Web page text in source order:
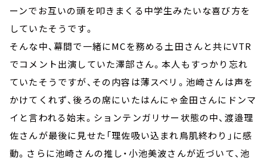
ーンでお互いの頭を叩きまくる中学生みたいな喜び方を
していたそうです。
そんな中、幕間で一緒にMCを務める土田さんと共にVTR
でコメント出演していた澤部さん。本人もすっかり忘れ
ていたそうですが、その内容は薄スベリ。池崎さんは声を
かけてくれず、後ろの席にいたはんにゃ金田さんにドンマ
イと言われる始末。ションテンガリサー状態の中、渡邉理
佐さんが最後に見せた「理佐吸い込まれ鳥肌終わり」に感
動。さらに池崎さんの推し・小池美波さんが近づいて、池